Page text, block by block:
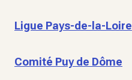
Ligue Pays-de-la-Loire
Comité Puy de Dôme